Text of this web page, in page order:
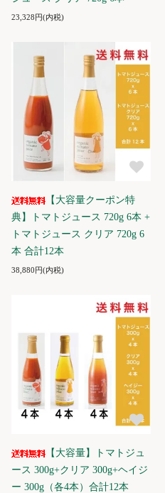
23,328円(内税)
【大容量クーポン特
典】トマトジュース 720g 6本 +
トマトジュース クリア 720g 6
本 合計12本
38,880円(内税)
【大容量】トマトジュ
ース 300g+クリア 300g+ヘイジ
ー 300g（各4本）合計12本